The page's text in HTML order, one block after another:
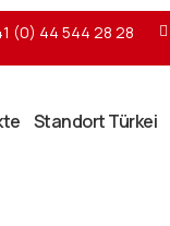
(0) 44 544 28 28
Standort Türkei